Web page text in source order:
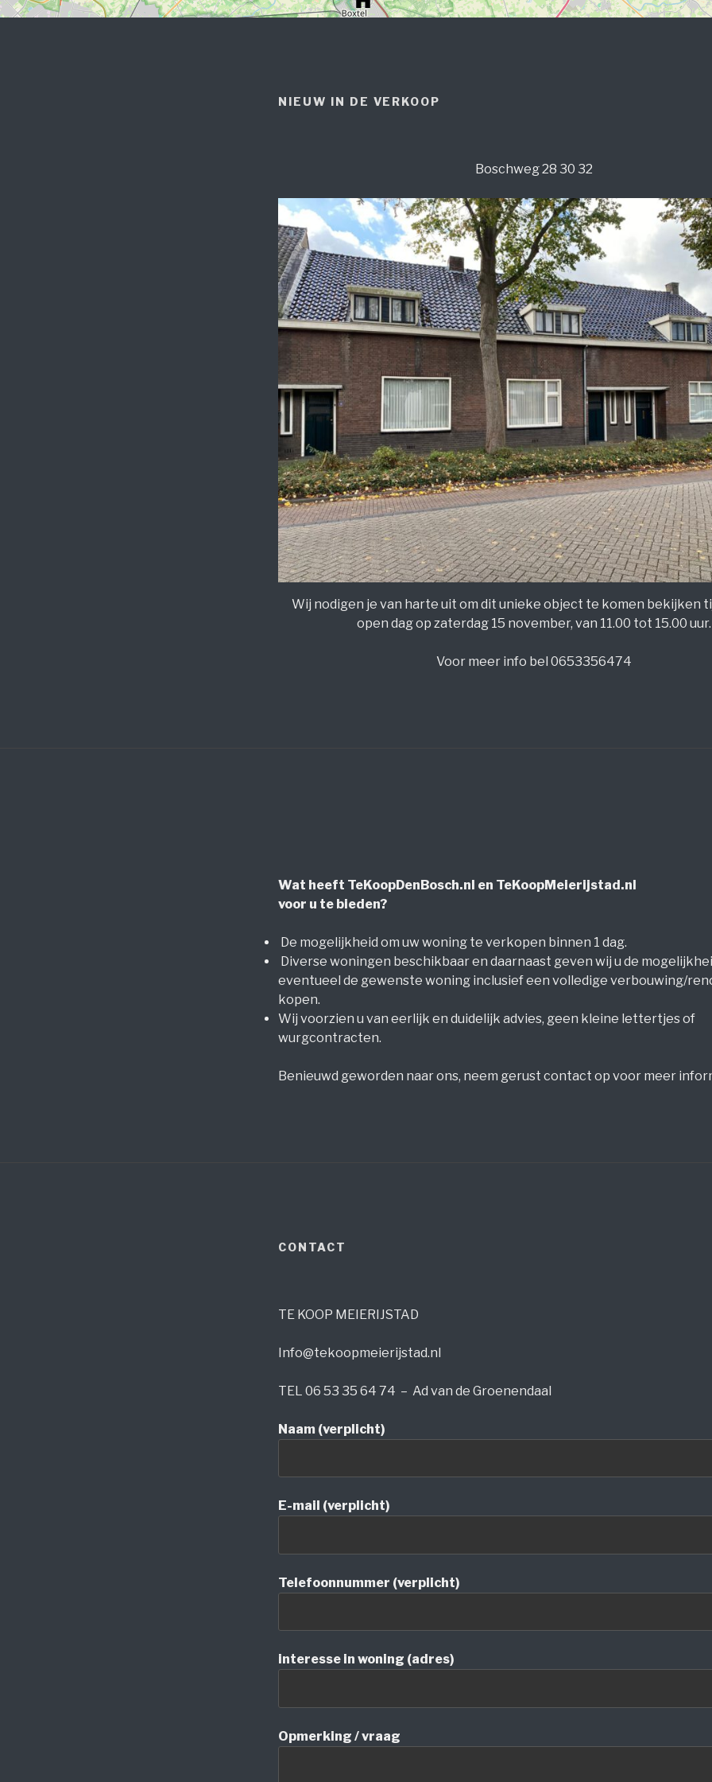
NIEUW IN DE VERKOOP
Boschweg 28 30 32
Wij nodigen je van harte uit om dit unieke object te komen bekijken
open dag op zaterdag 15 november, van 11.00 tot 15.00 uur.
Voor meer info bel 0653356474
Wat heeft TeKoopDenBosch.nl en TeKoopMeierijstad.nl
voor u te bieden?
De mogelijkheid om uw woning te verkopen binnen 1 dag.
Diverse woningen beschikbaar en daarnaast geven wij u de
eventueel de gewenste woning inclusief een volledige verbouwing/
kopen.
Wij voorzien u van eerlijk en duidelijk advies, geen kleine lettertjes of
wurgcontracten.
Benieuwd geworden naar ons, neem gerust contact op voor meer
CONTACT
TE KOOP MEIERIJSTAD
Info@tekoopmeierijstad.nl
TEL 06 53 35 64 74 – Ad van de Groenendaal
Naam (verplicht)
E-mail (verplicht)
Telefoonnummer (verplicht)
interesse in woning (adres)
Opmerking / vraag